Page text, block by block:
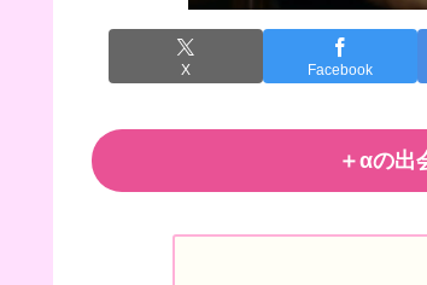
X Facebook
＋αの出